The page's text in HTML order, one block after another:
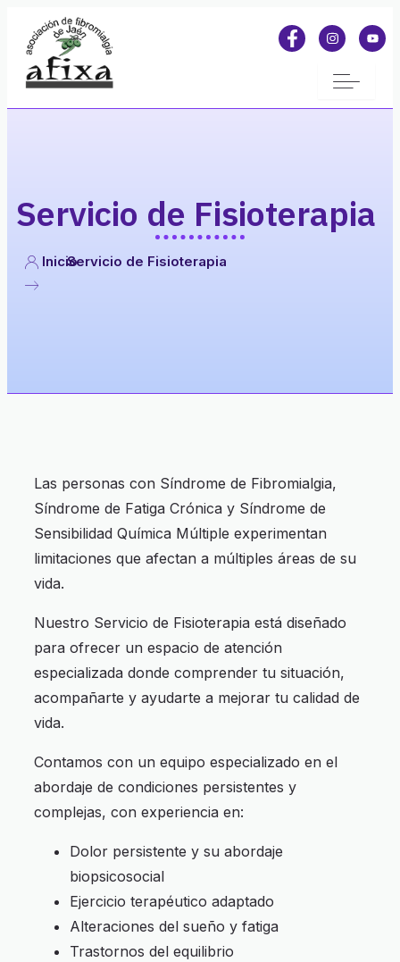
Servicio de Fisioterapia
InicioServicio de Fisioterapia
Las personas con Síndrome de Fibromialgia,
Síndrome de Fatiga Crónica y Síndrome de
Sensibilidad Química Múltiple experimentan
limitaciones que afectan a múltiples áreas de su
vida.
Nuestro Servicio de Fisioterapia está diseñado
para ofrecer un espacio de atención
especializada donde comprender tu situación,
acompañarte y ayudarte a mejorar tu calidad de
vida.
Contamos con un equipo especializado en el
abordaje de condiciones persistentes y
complejas, con experiencia en:
Dolor persistente y su abordaje
biopsicosocial
Ejercicio terapéutico adaptado
Alteraciones del sueño y fatiga
Trastornos del equilibrio